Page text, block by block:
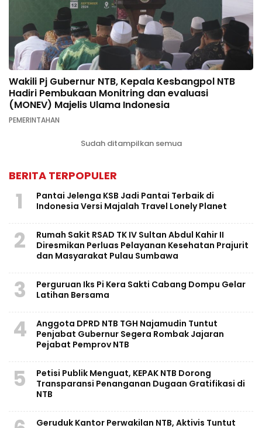
Wakili Pj Gubernur NTB, Kepala Kesbangpol NTB
Hadiri Pembukaan Monitring dan evaluasi
(MONEV) Majelis Ulama Indonesia
PEMERINTAHAN
Sudah ditampilkan semua
BERITA TERPOPULER
1
Pantai Jelenga KSB Jadi Pantai Terbaik di
Indonesia Versi Majalah Travel Lonely Planet
2
Rumah Sakit RSAD TK IV Sultan Abdul Kahir II
Diresmikan Perluas Pelayanan Kesehatan Prajurit
dan Masyarakat Pulau Sumbawa
3
Perguruan Iks Pi Kera Sakti Cabang Dompu Gelar
Latihan Bersama
4
Anggota DPRD NTB TGH Najamudin Tuntut
Penjabat Gubernur Segera Rombak Jajaran
Pejabat Pemprov NTB
5
Petisi Publik Menguat, KEPAK NTB Dorong
Transparansi Penanganan Dugaan Gratifikasi di
NTB
Geruduk Kantor Perwakilan NTB, Aktivis Tuntut